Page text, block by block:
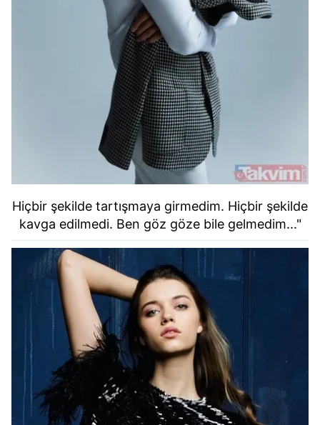
Hiçbir şekilde tartışmaya girmedim. Hiçbir şekilde
kavga edilmedi. Ben göz göze bile gelmedim..."